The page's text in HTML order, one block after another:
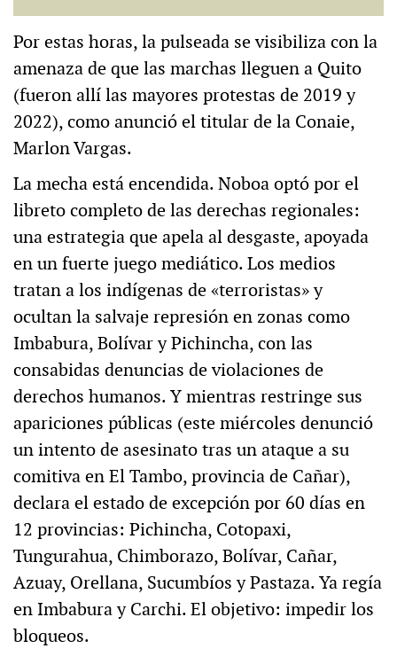
Por estas horas, la pulseada se visibiliza con la
amenaza de que las marchas lleguen a Quito
(fueron allí las mayores protestas de 2019 y
2022), como anunció el titular de la Conaie,
Marlon Vargas.
La mecha está encendida. Noboa optó por el
libreto completo de las derechas regionales:
una estrategia que apela al desgaste, apoyada
en un fuerte juego mediático. Los medios
tratan a los indígenas de «terroristas» y
ocultan la salvaje represión en zonas como
Imbabura, Bolívar y Pichincha, con las
consabidas denuncias de violaciones de
derechos humanos. Y mientras restringe sus
apariciones públicas (este miércoles denunció
un intento de asesinato tras un ataque a su
comitiva en El Tambo, provincia de Cañar),
declara el estado de excepción por 60 días en
12 provincias: Pichincha, Cotopaxi,
Tungurahua, Chimborazo, Bolívar, Cañar,
Azuay, Orellana, Sucumbíos y Pastaza. Ya regía
en Imbabura y Carchi. El objetivo: impedir los
bloqueos.